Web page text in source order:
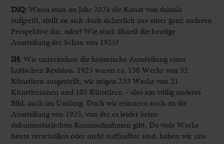
DiQ:Wenn man im Jahr 2024 die Kunst von damals
aufgreift, stellt sie sich doch sicherlich aus einer ganz anderen
Perspektive dar, oder? Wie stark ähnelt die heutige
Ausstellung der Schau von 1925?
IH:Wir unterziehen die historische Ausstellung einer
kritischen Revision. 1925 waren ca. 130 Werke von 32
Künstlern ausgestellt, wir zeigen 233 Werke von 21
Künstlerinnen und 103 Künstlern – also ein völlig anderes
Bild, auch im Umfang. Doch wir erinnern auch an die
Ausstellung von 1925, von der es leider keine
dokumentarischen Raumaufnahmen gibt. Da viele Werke
heute verschollen oder nicht auffindbar sind, haben wir uns